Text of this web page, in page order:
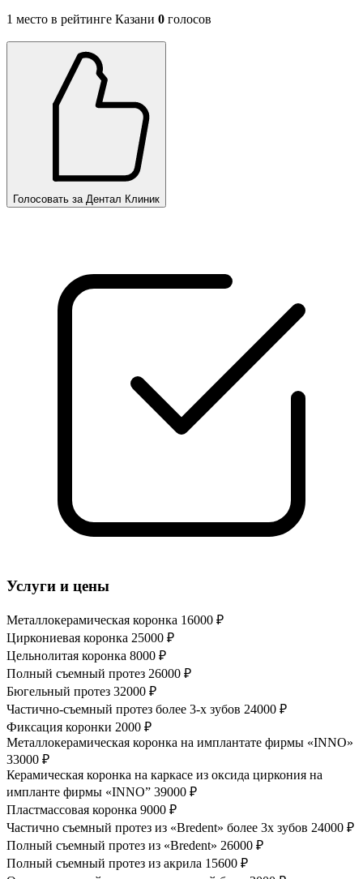
1 место в рейтинге Казани 0 голосов
Голосовать за Дентал Клиник
Услуги и цены
Металлокерамическая коронка 16000 ₽
Циркониевая коронка 25000 ₽
Цельнолитая коронка 8000 ₽
Полный съемный протез 26000 ₽
Бюгельный протез 32000 ₽
Частично-съемный протез более 3-х зубов 24000 ₽
Фиксация коронки 2000 ₽
Металлокерамическая коронка на имплантате фирмы «INNO»
33000 ₽
Керамическая коронка на каркасе из оксида циркония на
импланте фирмы «INNO” 39000 ₽
Пластмассовая коронка 9000 ₽
Частично съемный протез из «Bredent» более 3х зубов 24000 ₽
Полный съемный протез из «Bredent» 26000 ₽
Полный съемный протез из акрила 15600 ₽